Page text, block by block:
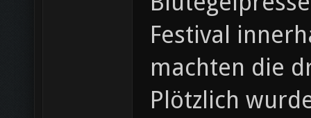
Festival
machten die
Plötzlich